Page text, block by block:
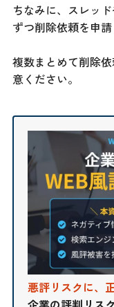
ちなみに、スレッ
ずつ削除依頼を申
複数まとめて削除
意ください。
悪評リスクに、